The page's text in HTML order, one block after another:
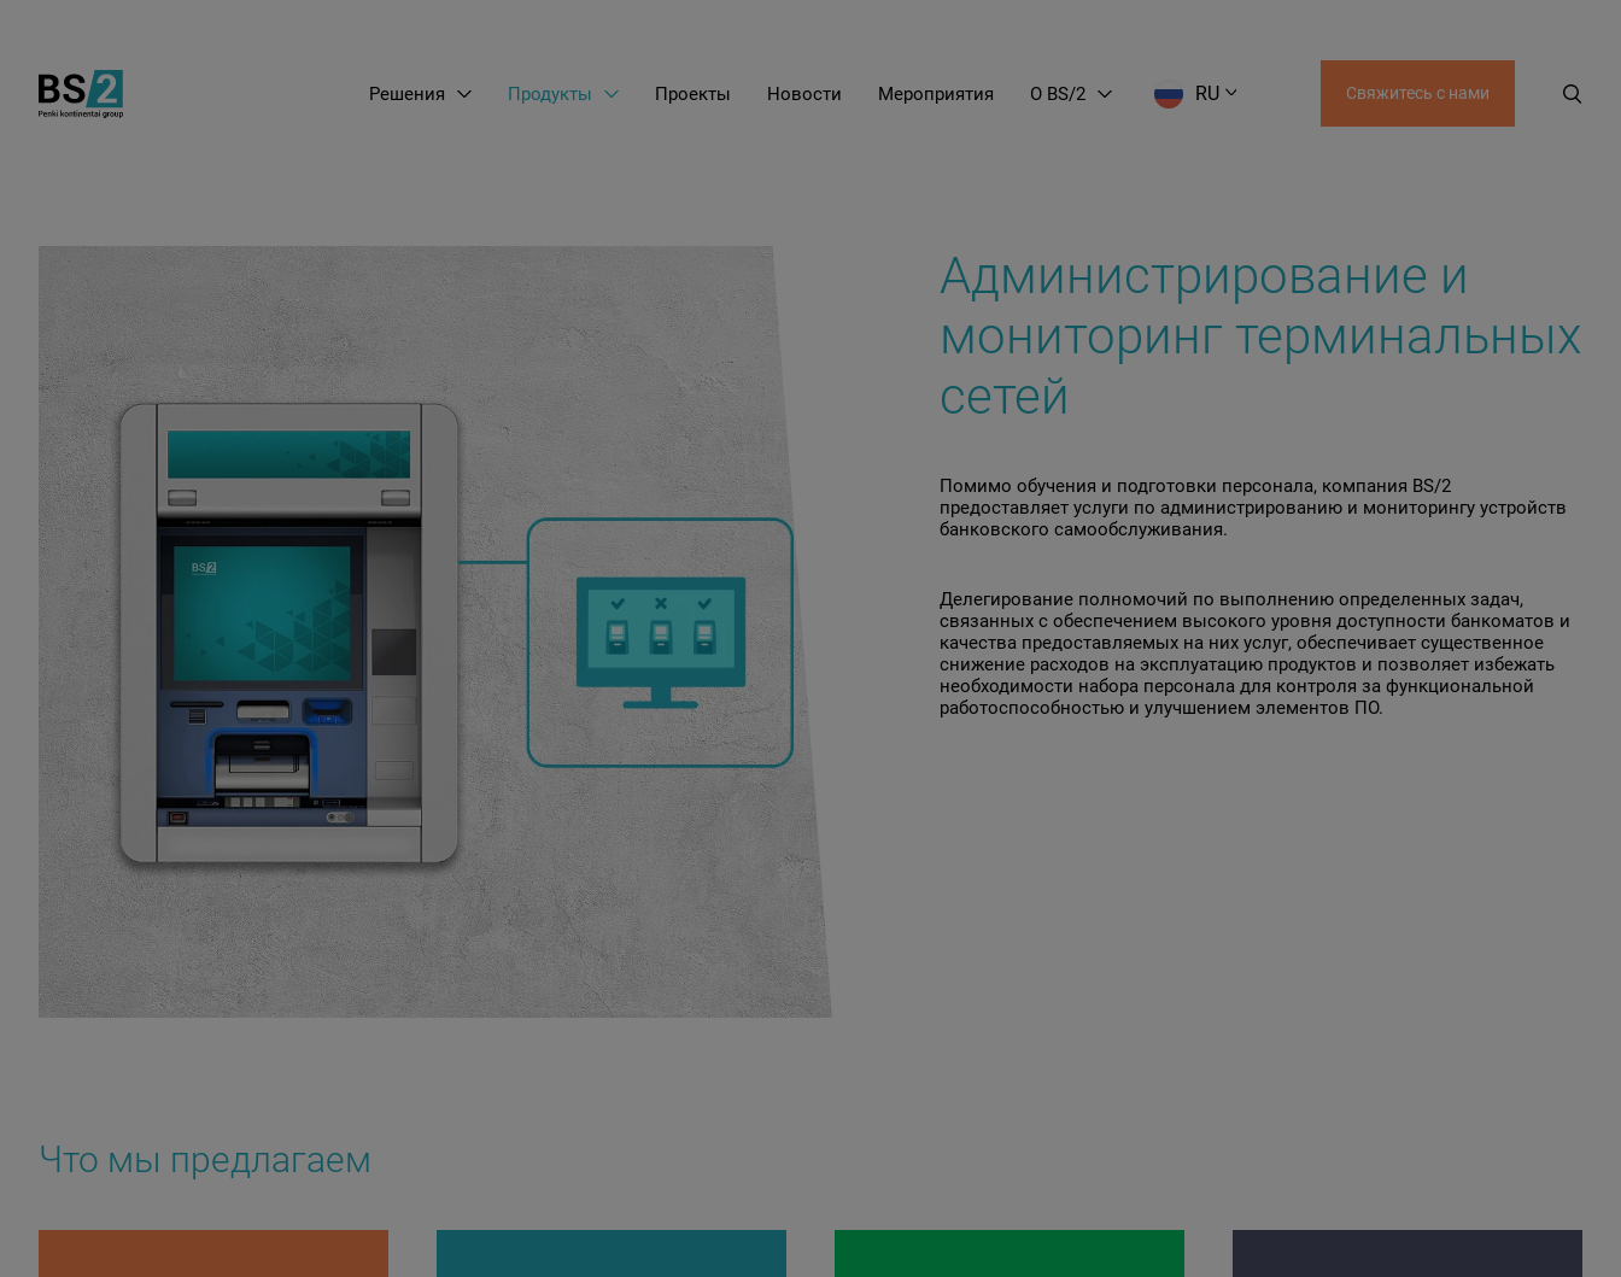
Решения Продукты Проекты Новости Мероприятия О BS/2 RU Свяжитесь с нами
Администрирование и
мониторинг терминальных
сетей
Помимо обучения и подготовки персонала, компания BS/2
предоставляет услуги по администрированию и мониторингу устройств
банковского самообслуживания.
Делегирование полномочий по выполнению определенных задач,
связанных с обеспечением высокого уровня доступности банкоматов и
качества предоставляемых на них услуг, обеспечивает существенное
снижение расходов на эксплуатацию продуктов и позволяет избежать
необходимости набора персонала для контроля за функциональной
работоспособностью и улучшением элементов ПО.
Что мы предлагаем